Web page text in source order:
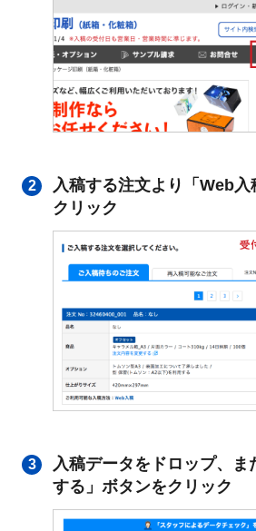
2
入稿する注文より「Web
クリック
3
入稿データをドロップ、ま
する」ボタンをクリック